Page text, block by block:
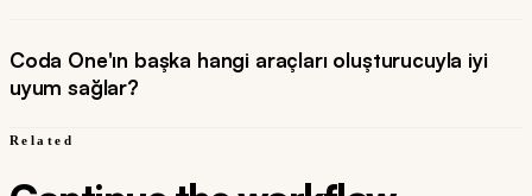
Coda One'ın başka hangi araçları oluşturucuyla iyi
uyum sağlar?
Related